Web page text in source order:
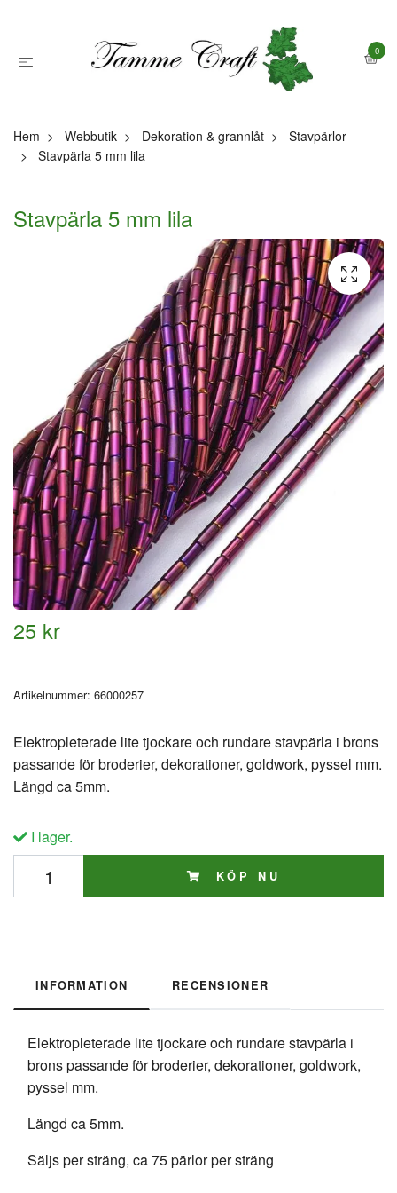
0
Hem Webbutik Dekoration & grannlåt
Stavpärlor
Stavpärla 5 mm lila
Stavpärla 5 mm lila
25 kr
Artikelnummer: 66000257
Elektropleterade lite tjockare och rundare stavpärla i brons
passande för broderier, dekorationer, goldwork, pyssel mm.
Längd ca 5mm.
I lager.
KÖP NU
INFORMATION RECENSIONER
Elektropleterade lite tjockare och rundare stavpärla i
brons passande för broderier, dekorationer, goldwork,
pyssel mm.
Längd ca 5mm.
Säljs per sträng, ca 75 pärlor per sträng